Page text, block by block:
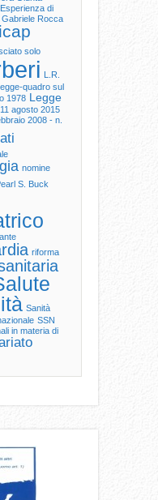
Esperienza di
Gabriele Rocca
solo
L.R.
quadro sul
1978 Legge
agosto 2015
2008 - n.
nomine
S. Buck
riforma
Sanità
SSN
in materia di